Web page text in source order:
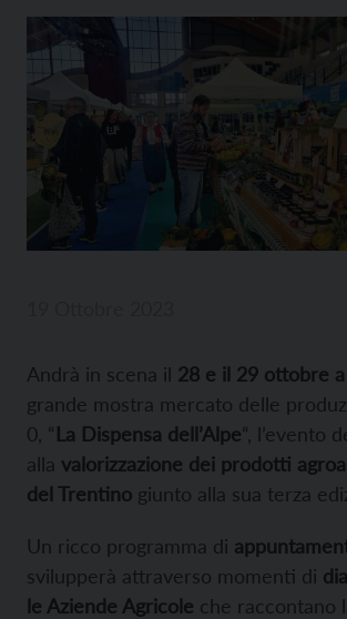
Andrà in scena il 28 e il 29 ottobre a
grande mostra mercato delle
0, “La Dispensa dell’Alpe“, l’evento
alla valorizzazione dei prodotti
del Trentino giunto alla sua terza
Un ricco programma di
svilupperà attraverso momenti di
le Aziende Agricole che raccontano